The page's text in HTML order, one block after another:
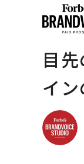
目
イ